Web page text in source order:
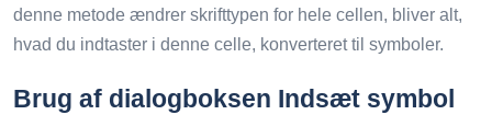
denne metode ændrer skrifttypen for hele cellen, bliver alt,
hvad du indtaster i denne celle, konverteret til symboler.
Brug af dialogboksen Indsæt symbol